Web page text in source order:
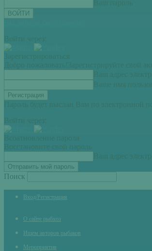
Ваш пароль
Войти через:
Зарегистрироваться
Добро пожаловать! Зарегистрируйте свой
Ваш адрес
Ваше имя
Пароль будет выслан Вам по электронной
Войти через:
Всоатновление пароля
Восстановите свой пароль
Ваш адрес
Поиск
Вход/Регистрация
О сайте рыбхоз
Ищем авторов рыбаков
Мероприятия